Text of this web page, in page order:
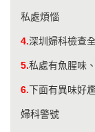
私處煩惱
4.深圳婦科檢查
5.私處有魚腥味
6.下面有異味好
婦科警號